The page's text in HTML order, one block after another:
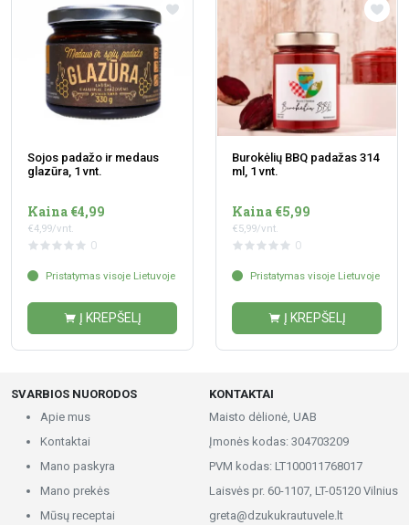
Sojos padažo ir medaus
glazūra, 1 vnt.
Kaina €4,99
€4,99/vnt.
0
Pristatymas visoje Lietuvoje
Į KREPŠELĮ
Burokėlių BBQ padažas 314
ml, 1 vnt.
Kaina €5,99
€5,99/vnt.
0
Pristatymas visoje Lietuvoje
Į KREPŠELĮ
SVARBIOS NUORODOS
Apie mus
Kontaktai
Mano paskyra
Mano prekės
Mūsų receptai
KONTAKTAI
Maisto dėlionė, UAB
Įmonės kodas: 304703209
PVM kodas: LT100011768017
Laisvės pr. 60-1107, LT-05120 Vilnius
greta@dzukukrautuvele.lt